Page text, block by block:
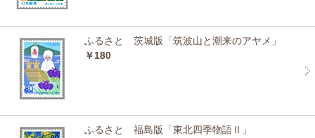
ふるさと 茨城版「筑波山と潮来のアヤメ」
￥180
ふるさと 福島版「東北四季物語Ⅱ」